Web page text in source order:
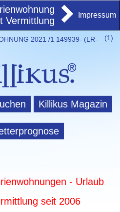
Vermittlung
Impressum
(1)
2021 /1 149939- (LR-
Killikus Magazin
- Urlaub
seit 2006